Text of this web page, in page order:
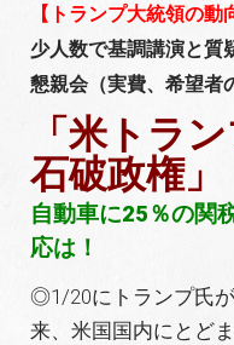
【トランプ大統領の
少人数で基調講演と質
懇親会（実費、希望者
「米トラ
石破政権」
自動車に25％の関
応は！
◎1/20にトランプ氏
来、米国国内にとど